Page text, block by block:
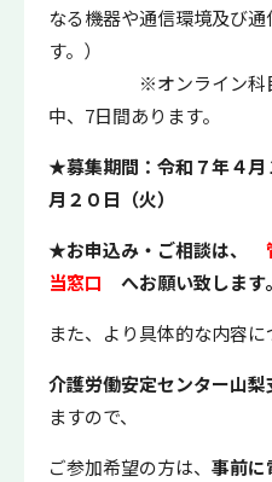
なる機器や通信環境及び
す。）
※オンライン科目は
中、7日間あります。
★募集期間：令和７年４月
月２０ 日（火）
★お申込み・ご相談は、
当窓口 へお願い致します。
また、より具体的な内容に
介護労働安定センター山梨
ますので、
ご参加希望の方は、 事前に